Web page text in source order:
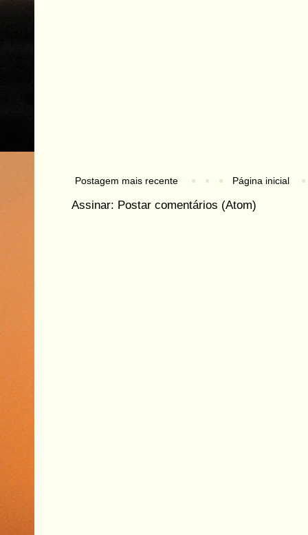
Postagem mais recente Página inicial
Assinar: Postar comentários (Atom)